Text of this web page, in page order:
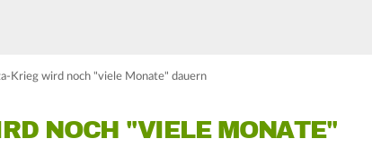
Krieg wird noch "viele Monate" dauern
NOCH "VIELE MONATE"